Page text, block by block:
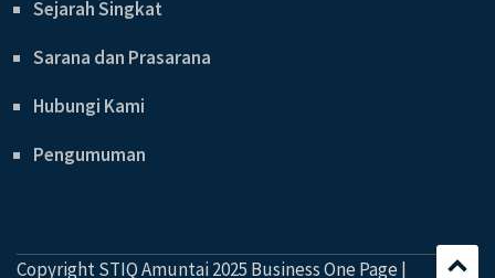
Sejarah Singkat
Sarana dan Prasarana
Hubungi Kami
Pengumuman
Copyright STIQ Amuntai 2025 Business One Page |